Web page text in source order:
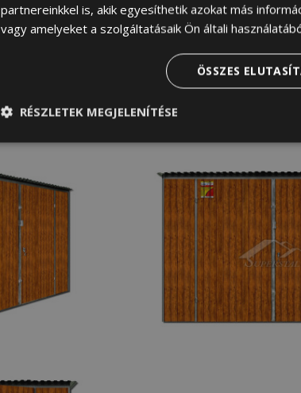
partnereinkkel is, akik egyesíthetik azokat más
vagy amelyeket a szolgáltatásaik Ön általi
ÖSSZES
RÉSZLETEK MEGJELENÍTÉSE
Elengedhetetlenül
Teljesítmény Célzás